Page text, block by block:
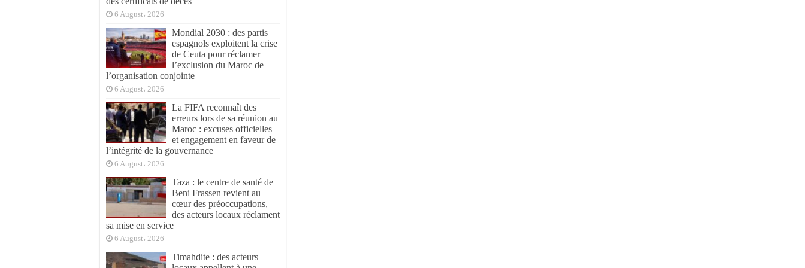
6 August، 2026
Mondial 2030 : des partis
espagnols exploitent la crise
de Ceuta pour réclamer
l’exclusion du Maroc de
l’organisation conjointe
6 August، 2026
La FIFA reconnaît des
erreurs lors de sa réunion au
Maroc : excuses officielles
et engagement en faveur de
l’intégrité de la gouvernance
6 August، 2026
Taza : le centre de santé de
Beni Frassen revient au
cœur des préoccupations,
des acteurs locaux réclament
sa mise en service
6 August، 2026
Timahdite : des acteurs